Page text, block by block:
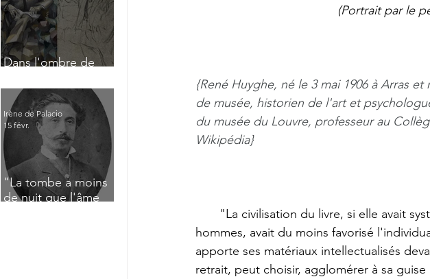
Dans l'ombre de
"La tombe a moins
de nuit que l'âme
Irène de Palacio
15 févr.
(Portrait par le
{René Huyghe, né le 3 mai 1906 à Arras
de musée, historien de l'art et
du musée du Louvre, professeur au
Wikipédia}
hommes, avait du moins favorisé
apporte ses matériaux intellectualisés
retrait, peut choisir, agglomérer à sa